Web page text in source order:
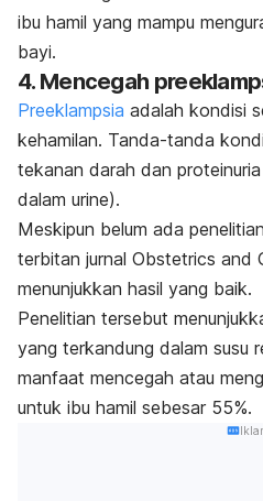
ibu hamil yang mampu
bayi.
4. Mencegah
Preeklampsia adalah kondisi
kehamilan. Tanda-tanda
tekanan darah dan
dalam urine).
Meskipun belum ada
terbitan jurnal Obstetrics and
menunjukkan hasil yang baik.
Penelitian tersebut
yang terkandung dalam susu
manfaat mencegah atau
untuk ibu hamil sebesar 55%.